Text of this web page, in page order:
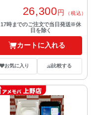
26,300円 （税込）
17時までのご注文で当日発送※休
日を除く
カートに入れる
お気に入り 比較する